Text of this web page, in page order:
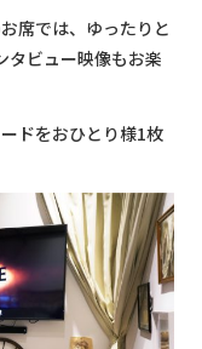
席では、ゆったりと
タビュー映像もお楽
ドをおひとり様1枚